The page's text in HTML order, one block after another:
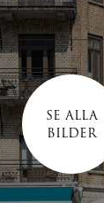
SE ALLA
BILDER